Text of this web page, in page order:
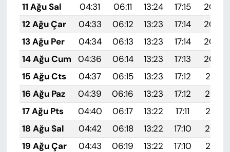
11 Ağu Sal
04:31 06:11 13:24 17:15
20:26
12 Ağu Çar
04:33 06:12 13:23 17:14
20:25
13 Ağu Per
04:34 06:13 13:23 17:14
20:23
14 Ağu Cum
04:36 06:14 13:23 17:13
20:22
15 Ağu Cts
04:37 06:15 13:23 17:12
20:21
16 Ağu Paz
04:39 06:16 13:23 17:12
20:19
17 Ağu Pts
04:40 06:17 13:22 17:11
20:18
18 Ağu Sal
04:42 06:18 13:22 17:10
20:16
19 Ağu Çar
04:43 06:19 13:22 17:10
20:15